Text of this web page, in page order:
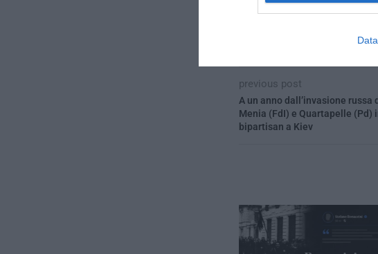
previous post
A un anno dall’invasione russa
Menia (FdI) e Quartapelle (Pd)
bipartisan a Kiev